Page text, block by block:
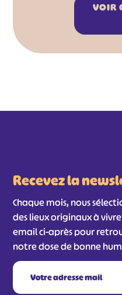
VOIR
Recevez la
Chaque mois, nous
des lieux originaux à
email ci-après pour
notre dose de bonne